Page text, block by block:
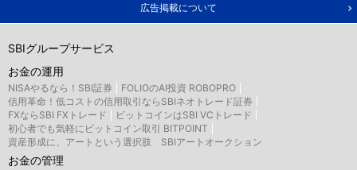
広告掲載について
SBIグループサービス
お金の運用
NISAやるなら！SBI証券
FOLIOのAI投資 ROBOPRO
信用革命！低コストの信用取引ならSBIネオトレード証券
FXならSBI FXトレード
ビットコインはSBI VCトレード
初心者でも気軽にビットコイン取引 BITPOINT
資産形成に、アートという選択肢 SBIアートオークション
お金の管理